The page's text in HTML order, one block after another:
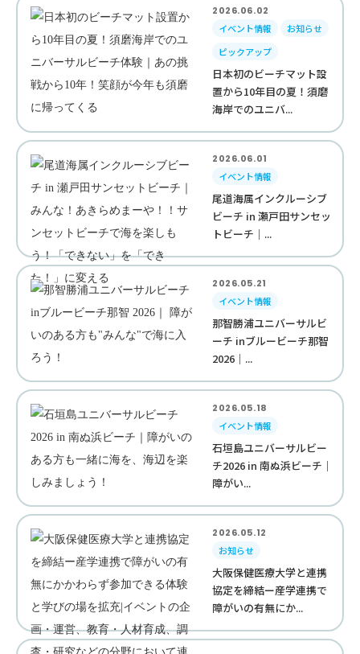
2026.06.02
イベント情報
お知らせ
ピックアップ
日本初のビーチマット設
置から10年目の夏！須磨
海岸でのユニバ...
2026.06.01
イベント情報
尾道海属インクルーシブ
ビーチ in 瀬戸田サンセッ
トビーチ｜...
2026.05.21
イベント情報
那智勝浦ユニバーサルビ
ーチ inブルービーチ那智
2026｜...
2026.05.18
イベント情報
石垣島ユニバーサルビー
チ2026 in 南ぬ浜ビーチ｜
障がい...
2026.05.12
お知らせ
大阪保健医療大学と連携
協定を締結ー産学連携で
障がいの有無にか...